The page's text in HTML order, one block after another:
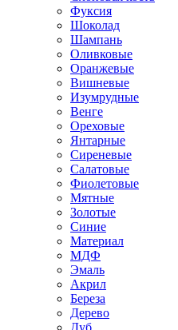
Фуксия
Шоколад
Шампань
Оливковые
Оранжевые
Вишневые
Изумрудные
Венге
Ореховые
Янтарные
Сиреневые
Салатовые
Фиолетовые
Мятные
Золотые
Синие
Материал
МДФ
Эмаль
Акрил
Береза
Дерево
Дуб